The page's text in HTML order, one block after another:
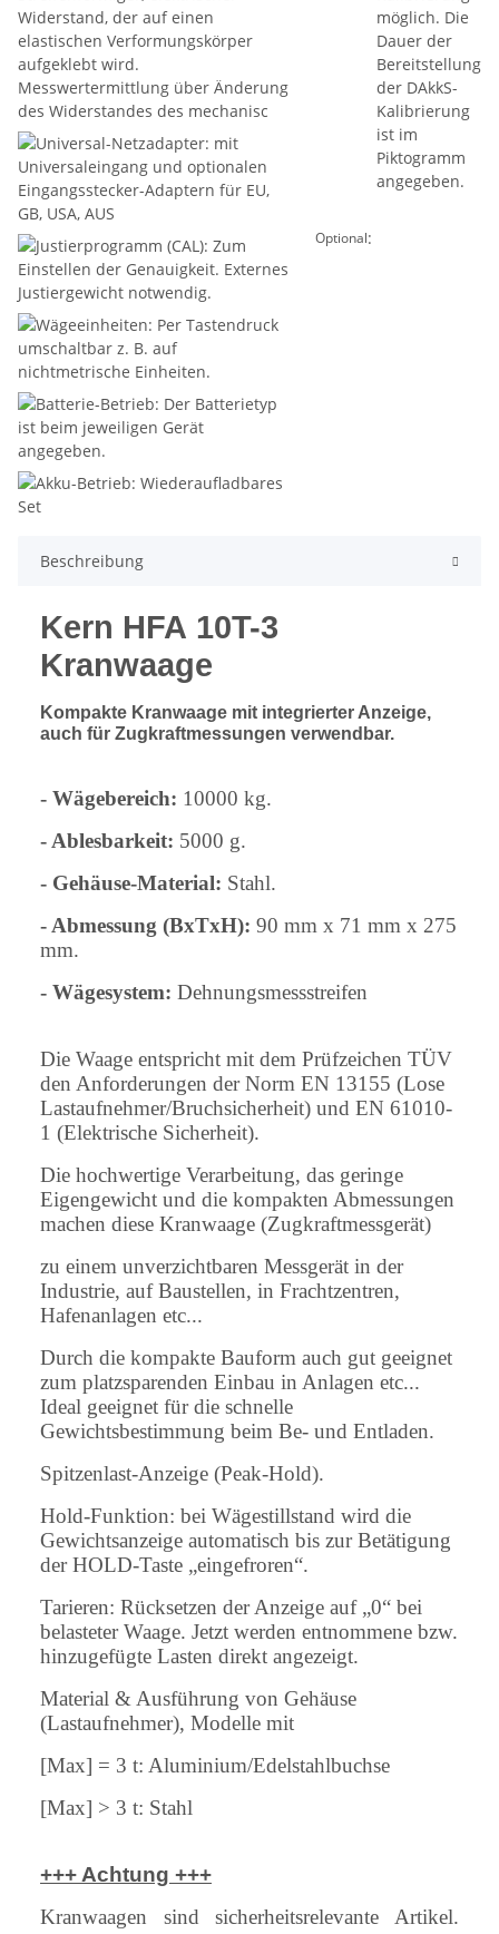
Optional:
Beschreibung
Kern HFA 10T-3
Kranwaage
Kompakte Kranwaage mit integrierter Anzeige,
auch für Zugkraftmessungen verwendbar.
- Wägebereich: 10000 kg.
- Ablesbarkeit: 5000 g.
- Gehäuse-Material: Stahl.
- Abmessung (BxTxH): 90 mm x 71 mm x 275
mm.
- Wägesystem: Dehnungsmessstreifen
Die Waage entspricht mit dem Prüfzeichen TÜV
den Anforderungen der Norm EN 13155 (Lose
Lastaufnehmer/Bruchsicherheit) und EN 61010-
1 (Elektrische Sicherheit).
Die hochwertige Verarbeitung, das geringe
Eigengewicht und die kompakten Abmessungen
machen diese Kranwaage (Zugkraftmessgerät)
zu einem unverzichtbaren Messgerät in der
Industrie, auf Baustellen, in Frachtzentren,
Hafenanlagen etc...
Durch die kompakte Bauform auch gut geeignet
zum platzsparenden Einbau in Anlagen etc...
Ideal geeignet für die schnelle
Gewichtsbestimmung beim Be- und Entladen.
Spitzenlast-Anzeige (Peak-Hold).
Hold-Funktion: bei Wägestillstand wird die
Gewichtsanzeige automatisch bis zur Betätigung
der HOLD-Taste „eingefroren“.
Tarieren: Rücksetzen der Anzeige auf „0“ bei
belasteter Waage. Jetzt werden entnommene bzw.
hinzugefügte Lasten direkt angezeigt.
Material & Ausführung von Gehäuse
(Lastaufnehmer), Modelle mit
[Max] = 3 t: Aluminium/Edelstahlbuchse
[Max] > 3 t: Stahl
+++ Achtung +++
Kranwaagen sind sicherheitsrelevante Artikel.